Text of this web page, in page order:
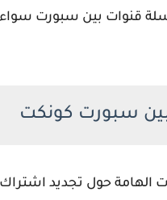
قنوات بين سبورت سواء
سبورت كونكت